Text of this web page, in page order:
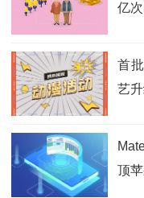
亿
首
艺
顶